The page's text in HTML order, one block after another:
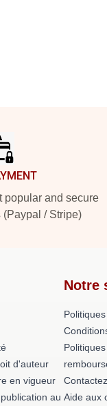
popular and secure
(Paypal / Stripe)
d'auteur
en vigueur
au
Notre
Aide aux